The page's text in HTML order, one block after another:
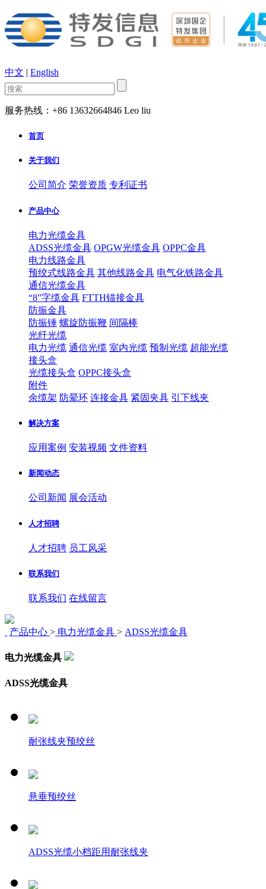
中文 | English
服务热线：+86 13632664846 Leo liu
首页
关于我们
公司简介 荣誉资质 专利证书
产品中心
电力光缆金具
ADSS光缆金具 OPGW光缆金具 OPPC金具
电力线路金具
预绞式线路金具 其他线路金具 电气化铁路金具
通信光缆金具
“8”字缆金具 FTTH锚接金具
防振金具
防振锤 螺旋防振鞭 间隔棒
光纤光缆
电力光缆 通信光缆 室内光缆 预制光缆 超能光缆
接头盒
光缆接头盒 OPPC接头盒
附件
余缆架 防晕环 连接金具 紧固夹具 引下线夹
解决方案
应用案例 安装视频 文件资料
新闻动态
公司新闻 展会活动
人才招聘
人才招聘 员工风采
联系我们
联系我们 在线留言
产品中心 > 电力光缆金具 > ADSS光缆金具
电力光缆金具
ADSS光缆金具
耐张线夹预绞丝
悬垂预绞丝
ADSS光缆小档距用耐张线夹